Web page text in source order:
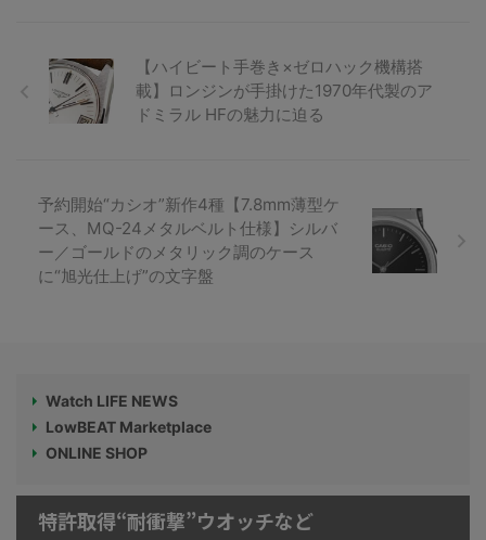
【ハイビート手巻き×ゼロハック機構搭
載】ロンジンが手掛けた1970年代製のア
ドミラル HFの魅力に迫る
予約開始“カシオ”新作4種【7.8mm薄型ケ
ース、MQ-24メタルベルト仕様】シルバ
ー／ゴールドのメタリック調のケース
に“旭光仕上げ”の文字盤
Watch LIFE NEWS
LowBEAT Marketplace
ONLINE SHOP
特許取得“耐衝撃”ウオッチなど